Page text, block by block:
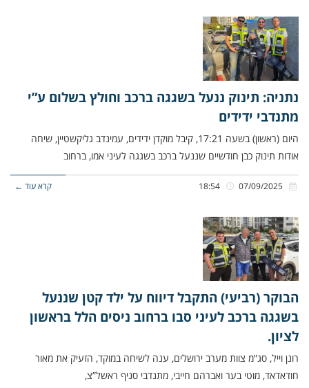
נתניה: תינוק ננעל בשגגה ברכב וחולץ בשלום ע”י
מתנדבי ידידים
היום (ראשון) בשעה 17:21, קיבל מוקדן ידידים, עמינדב גליקשטיין, שיחה
אודות תינוק כבן חודשיים שננעל ברכב בשגגה לעיני אמו, ברחוב
קרא עוד ←
הבוקר (רביעי) התקבל דיווח על ילד קטן שננעל
בשגגה ברכב לעיני סבו ברחוב ניסים הלל בראשון
לציון.
רונן וייל, סג”מ צוות מערב ירושלים, ענה לשיחה במוקד, הזעיק את מאור
חודאדאד, מוטי בער ואברהם חייבי, מתנדבי סניף ראשל”צ,